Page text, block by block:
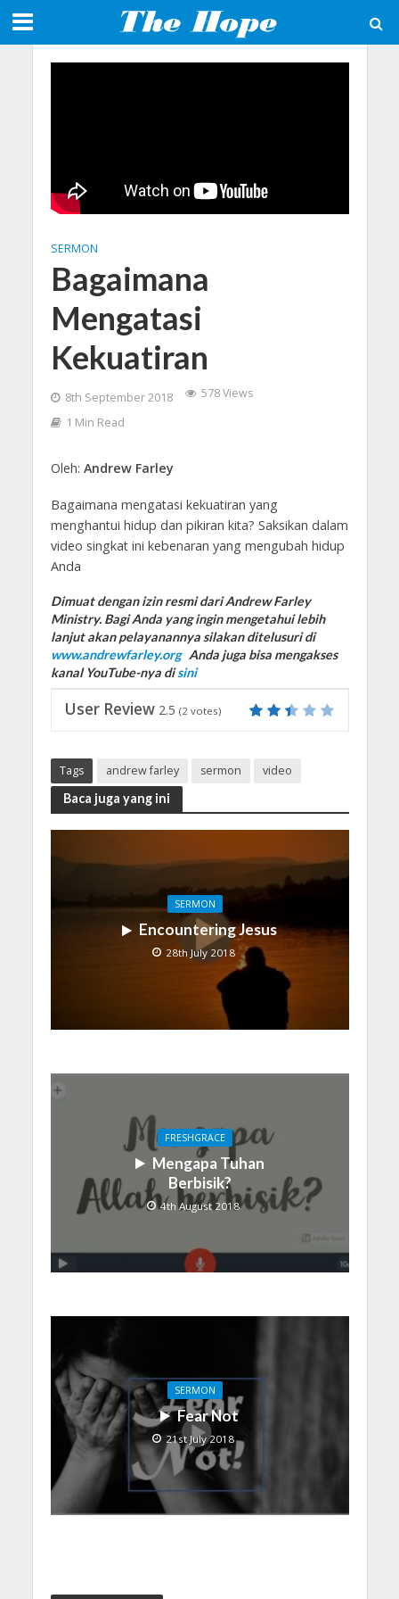
SERMON
Bagaimana
Mengatasi
Kekuatiran
8th September 2018
578 Views
1 Min Read
Oleh: Andrew Farley
Bagaimana mengatasi kekuatiran yang
menghantui hidup dan pikiran kita? Saksikan dalam
video singkat ini kebenaran yang mengubah hidup
Anda
Dimuat dengan izin resmi dari Andrew Farley
Ministry. Bagi Anda yang ingin mengetahui lebih
lanjut akan pelayanannya silakan ditelusuri di
www.andrewfarley.org Anda juga bisa mengakses
kanal YouTube-nya disini
User Review 2.5 (2votes)
Tags andrew farley sermon
video
Baca juga yang ini
SERMON
Encountering Jesus
28th July 2018
FRESHGRACE
Mengapa Tuhan
Berbisik?
4th August 2018
SERMON
Fear Not
21st July 2018